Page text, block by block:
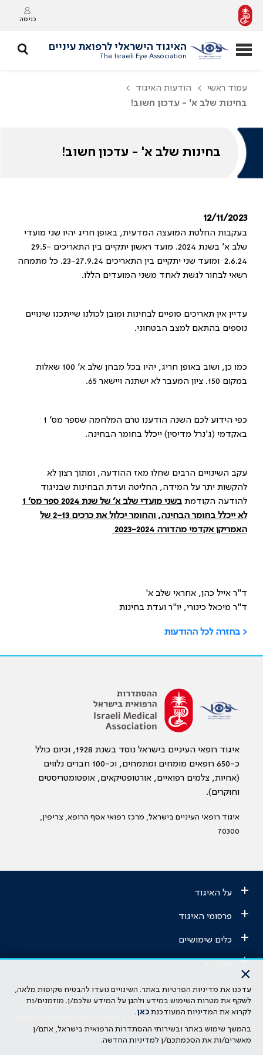
כניסה
האיגוד הישראלי לרפואת עיניים
The Israeli Eye Association
עמוד ראשי
הודעות האיגוד
בחינות שלב א' - עדכון חשוב!
בחינות שלב א' - עדכון חשוב!
12/11/2023
בעקבות החלטת המועצה המדעית, באופן חריג יהיו שני מועדי
שלב א׳ בשנת 2024. מועד ראשון יתקיים בין התאריכים 29.5-
2.6.24 ומועד שני יתקיים בין התאריכים 23-27.9.24. כל מתמחה
רשאי לבחור לגשת לאחד משני המועדים הללו.
עדיין אין תאריכים סופיים לבחינות ומובן לכולנו שייתכנו שינויים
נוספים בהתאם למצב הבטחוני.
כמו כן, ושוב באופן חריג, יהיו בכל מבחן שלב א׳ 100 שאלות
במקום 150. ציון המעבר לא ישתנה ויישאר 65.
כפי הידוע לכם השנה הודענו טרם המלחמה שספר מס׳ 1
באקדמי (ג'נרל מדיסין) ייכלל בחומר הבחינה.
עקב השינויים הרבים שחלו מאז ההודעה, ומתוך רצון לא
להקשות יתר על המידה, החליטה ועדת הבחינות שבניגוד
להודעה הקודמת
בשני מועדי שלב א׳ של שנת 2024 ספר מס׳ 1
לא ייכלל בחומר הבחינה, והחומר יכלול את כרכים 2-13 של
האמריקן אקדמי מהדורה 2023-2024
ד"ר אייל כהן, אחראי שלב א'
ד"ר מיכאל כינורי, יו"ר ועדת בחינות
< בחזרה לכל ההודעות
איגוד רופאי העיניים בישראל נוסד בשנת 1928, וכיום כולל
כ-650 רופאים מומחים ומתמחים, וכ-100 חברים נלווים
(אחיות, צלמים רפואיים, אורטופטיקאים, אופטומטריסטים
וחוקרים).
איגוד רופאי העיניים בישראל, מרכז רפואי אסף הרופא, צריפין,
70300
+ על האיגוד
+ פרסומי האיגוד
+ כלים שימושיים
+
הבהרה משפטית: כל נושא המופיע באתר זה נועד להשכלה בלבד ואין לראות
בו ייעוץ רפואי או משפטי. אין הר"י אחראית לתוכן המתפרסם באתר זה ולכל
נזק שעלול להיגרם. כל הזכויות על המידע באתר שייכות להסתדרות הרפואית
בישראל.מדיניות הפרטיות
×
עדכנו את מדיניות הפרטיות באתר. השינויים נועדו להבטיח שקיפות מלאה,
לשקף את מטרות השימוש במידע ולהגן על המידע שלכם/ן. מוזמנים/ות
לקרוא את המדיניות המעודכנת כאן.
בהמשך שימוש באתר ובשירותי ההסתדרות הרפואית בישראל, אתם/ן
מאשרים/ות את הסכמתכם/ן למדיניות החדשה.